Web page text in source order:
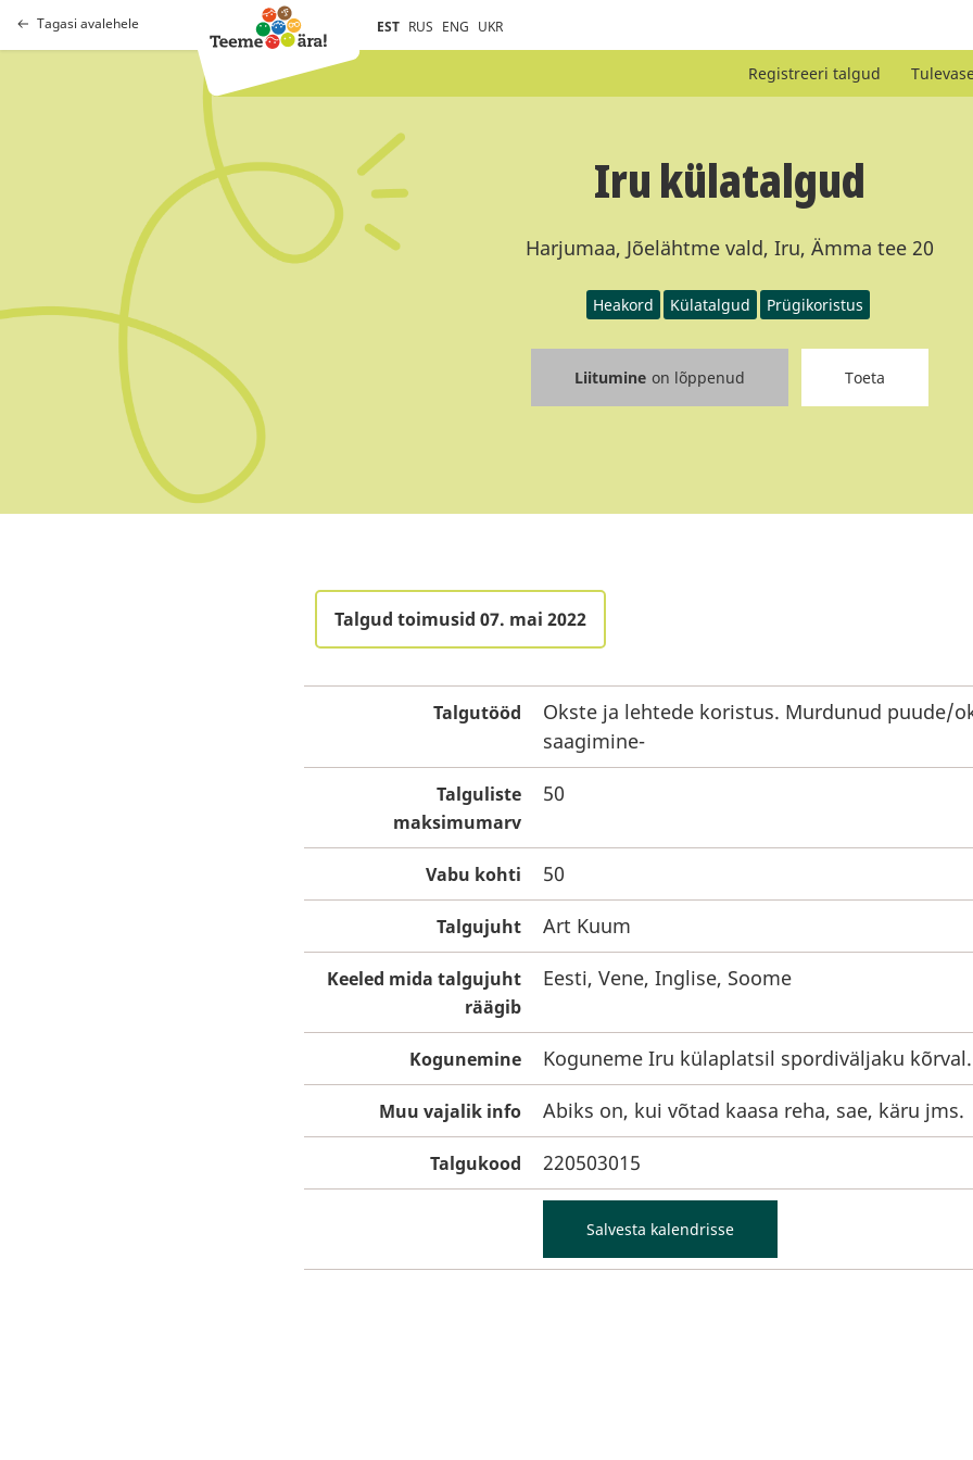
Tagasi avalehele EST RUS ENG UKR
Registreeri talgud
Iru külatalgud
Harjumaa, Jõelähtme vald, Iru, Ämma tee 20
Heakord Külatalgud Prügikoristus
Liitumine on lõppenud Toeta
Talgud toimusid 07. mai 2022
Talgutööd
Okste ja lehtede koristus. Murdunud puude/
saagimine-
Talguliste
maksimumarv
50
Vabu kohti 50
Talgujuht Art Kuum
Keeled mida talgujuht
räägib
Eesti, Vene, Inglise, Soome
Kogunemine Koguneme Iru külaplatsil spordiväljaku kõrval.
Muu vajalik info Abiks on, kui võtad kaasa reha, sae, käru jms.
Talgukood 220503015
Salvesta kalendrisse